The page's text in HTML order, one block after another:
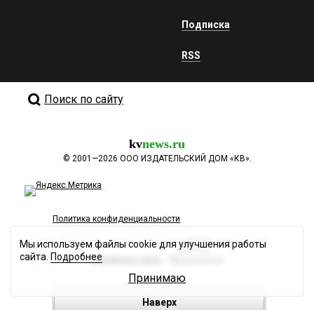
Подписка
RSS
Поиск по сайту
kvnews.ru
© 2001—2026 ООО ИЗДАТЕЛЬСКИЙ ДОМ «КВ».
Политика конфиденциальности
Разработка сайта
Наверх
Мы используем файлы cookie для улучшения работы
сайта. Подробнее
Принимаю